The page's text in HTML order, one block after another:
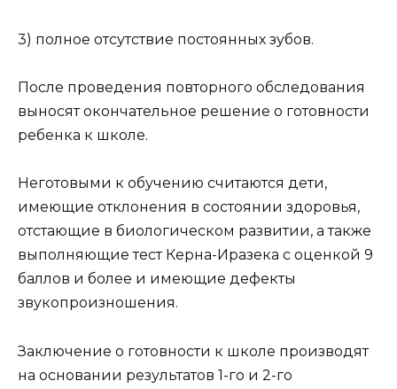
3) полное отсутствие постоянных зубов.
После проведения повторного обследования
выносят окончательное решение о готовности
ребенка к школе.
Неготовыми к обучению считаются дети,
имеющие отклонения в состоянии здоровья,
отстающие в биологическом развитии, а также
выполняющие тест Керна-Иразека с оценкой 9
баллов и более и имеющие дефекты
звукопроизношения.
Заключение о готовности к школе производят
на основании результатов 1-го и 2-го